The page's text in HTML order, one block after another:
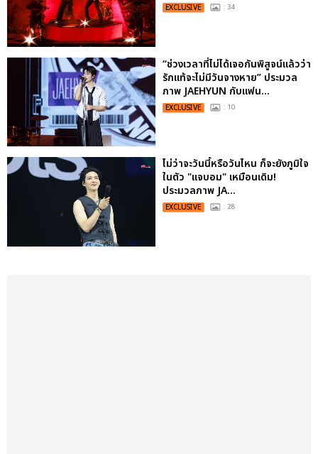
EXCLUSIVE : 34
“ช่วงเวลาที่ไม่ได้เจอกันพิสูจน์แล้วว่า
รักแท้จะไม่มีวันจางหาย” ประมวล
ภาพ JAEHYUN กับแฟน...
EXCLUSIVE : 10
ไม่ว่าจะวันนี้หรือวันไหน ก็จะยังภูมิใจ
ในตัว "แจบอม" เหมือนเดิม!
ประมวลภาพ JA...
EXCLUSIVE : 28